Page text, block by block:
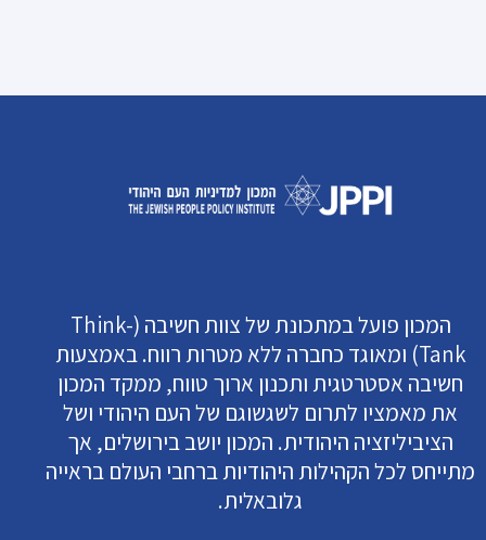
המכון פועל במתכונת של צוות חשיבה (Think-
Tank) ומאוגד כחברה ללא מטרות רווח. באמצעות
חשיבה אסטרטגית ותכנון ארוך טווח, ממקד המכון
את מאמציו לתרום לשגשוגם של העם היהודי ושל
הציביליזציה היהודית. המכון יושב בירושלים, אך
מתייחס לכל הקהילות היהודיות ברחבי העולם בראייה
גלובאלית.